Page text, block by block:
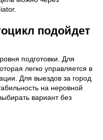
подойдет
подготовки. Для
легко управляется в
Для выездов за город
на неровной
вариант без